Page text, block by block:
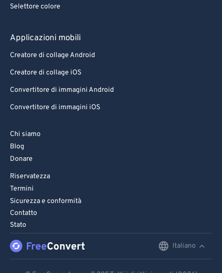
Selettore colore
Applicazioni mobili
Creatore di collage Android
Creatore di collage iOS
Convertitore di immagini Android
Convertitore di immagini iOS
Chi siamo
Blog
Donare
Riservatezza
Termini
Sicurezza e conformità
Contatto
Stato
Italiano